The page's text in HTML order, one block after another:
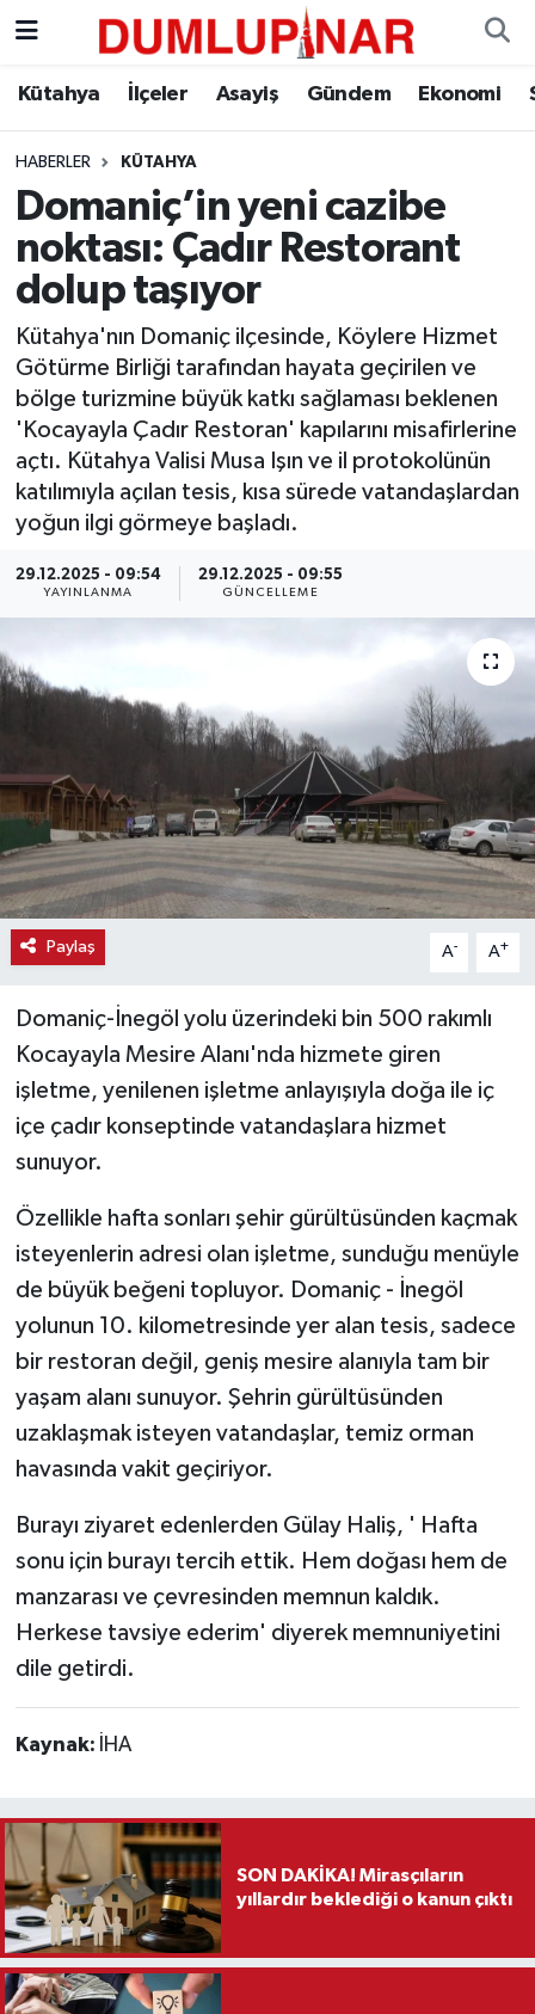
Kütahya İlçeler Asayiş Gündem Ekonomi
HABERLER KÜTAHYA
Domaniç’in yeni cazibe
noktası: Çadır Restorant
dolup taşıyor
Kütahya'nın Domaniç ilçesinde, Köylere Hizmet
Götürme Birliği tarafından hayata geçirilen ve
bölge turizmine büyük katkı sağlaması beklenen
'Kocayayla Çadır Restoran' kapılarını misafirlerine
açtı. Kütahya Valisi Musa Işın ve il protokolünün
katılımıyla açılan tesis, kısa sürede vatandaşlardan
yoğun ilgi görmeye başladı.
29.12.2025 - 09:54
YAYINLANMA
29.12.2025 - 09:55
GÜNCELLEME
Paylaş A- A+
Domaniç-İnegöl yolu üzerindeki bin 500 rakımlı
Kocayayla Mesire Alanı'nda hizmete giren
işletme, yenilenen işletme anlayışıyla doğa ile iç
içe çadır konseptinde vatandaşlara hizmet
sunuyor.
Özellikle hafta sonları şehir gürültüsünden kaçmak
isteyenlerin adresi olan işletme, sunduğu menüyle
de büyük beğeni topluyor. Domaniç - İnegöl
yolunun 10. kilometresinde yer alan tesis, sadece
bir restoran değil, geniş mesire alanıyla tam bir
yaşam alanı sunuyor. Şehrin gürültüsünden
uzaklaşmak isteyen vatandaşlar, temiz orman
havasında vakit geçiriyor.
Burayı ziyaret edenlerden Gülay Haliş, ' Hafta
sonu için burayı tercih ettik. Hem doğası hem de
manzarası ve çevresinden memnun kaldık.
Herkese tavsiye ederim' diyerek memnuniyetini
dile getirdi.
Kaynak: İHA
SON DAKİKA! Mirasçıların
yıllardır beklediği o kanun çıktı
Asayiş
Diğer
Dünya
Eğitim
Ekonomi
Eleman
Emlak
Gündem
Haber
Kültür-Sanat
Resmi İlanlar
Sağlık
Seri İlan
Siyaset
Spor
Teknoloji
Vefat Haberleri
Yaşam
Kütahya Hava Durumu
Kütahya Trafik Yoğunluk Haritası
Süper Lig Puan Durumu ve Fikstür
Tüm Manşetler
Son Dakika Haberleri
Haber Arşivi